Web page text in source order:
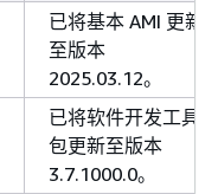
已将基本 AMI 更新
至版本
2025.03.12。
已将软件开发工具
包更新至版本
3.7.1000.0。